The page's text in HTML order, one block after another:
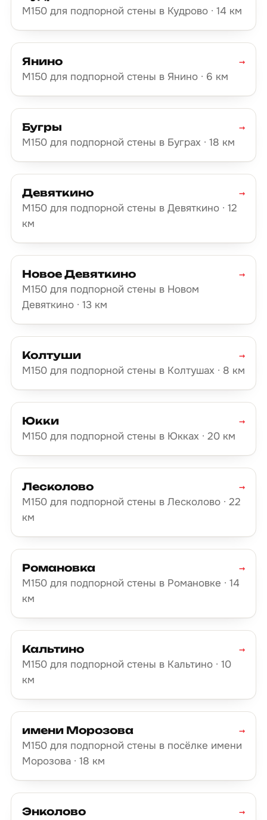
М150 для подпорной стены в Кудрово · 14 км
Янино
М150 для подпорной стены в Янино · 6 км
→
Бугры
М150 для подпорной стены в Буграх · 18 км
→
Девяткино
М150 для подпорной стены в Девяткино · 12
км
→
Новое Девяткино
М150 для подпорной стены в Новом
Девяткино · 13 км
→
Колтуши
М150 для подпорной стены в Колтушах · 8 км
→
Юкки
М150 для подпорной стены в Юкках · 20 км
→
Лесколово
М150 для подпорной стены в Лесколово · 22
км
→
Романовка
М150 для подпорной стены в Романовке · 14
км
→
Кальтино
М150 для подпорной стены в Кальтино · 10
км
→
имени Морозова
М150 для подпорной стены в посёлке имени
Морозова · 18 км
→
Энколово
→